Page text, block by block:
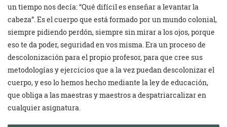
un tiempo nos decía: “Qué difícil es enseñar a levantar la
cabeza”. Es el cuerpo que está formado por un mundo colonial,
siempre pidiendo perdón, siempre sin mirar a los ojos, porque
eso te da poder, seguridad en vos misma. Era un proceso de
descolonización para el propio profesor, para que cree sus
metodologías y ejercicios que a la vez puedan descolonizar el
cuerpo, y eso lo hemos hecho mediante la ley de educación,
que obliga a las maestras y maestros a despatriarcalizar en
cualquier asignatura.